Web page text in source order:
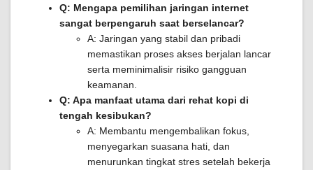
Q: Mengapa pemilihan jaringan internet
sangat berpengaruh saat berselancar?
A: Jaringan yang stabil dan pribadi
memastikan proses akses berjalan lancar
serta meminimalisir risiko gangguan
keamanan.
Q: Apa manfaat utama dari rehat kopi di
tengah kesibukan?
A: Membantu mengembalikan fokus,
menyegarkan suasana hati, dan
menurunkan tingkat stres setelah bekerja